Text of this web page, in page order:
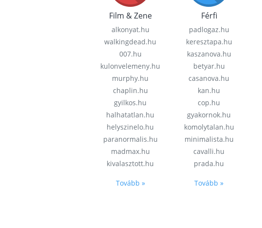
Film & Zene
alkonyat.hu
walkingdead.hu
007.hu
kulonvelemeny.hu
murphy.hu
chaplin.hu
gyilkos.hu
halhatatlan.hu
helyszinelo.hu
paranormalis.hu
madmax.hu
kivalasztott.hu
Tovább »
Férfi
padlogaz.hu
keresztapa.hu
kaszanova.hu
betyar.hu
casanova.hu
kan.hu
cop.hu
gyakornok.hu
komolytalan.hu
minimalista.hu
cavalli.hu
prada.hu
Tovább »